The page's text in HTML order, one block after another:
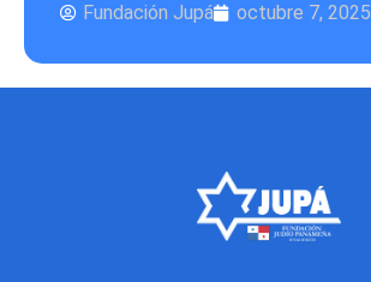
Fundación Jupá octubre 7, 2025